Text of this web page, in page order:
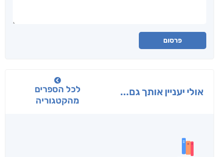
פרסום
אולי יעניין אותך גם...
לכל הספרים
מהקטגוריה